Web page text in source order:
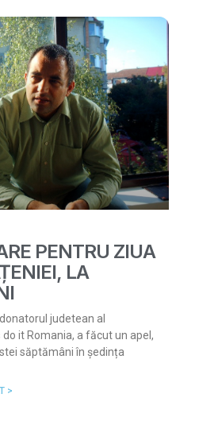
PENTRU ZIUA
LA
judetean al
it Romania, a făcut un apel,
săptămâni în ședința
>